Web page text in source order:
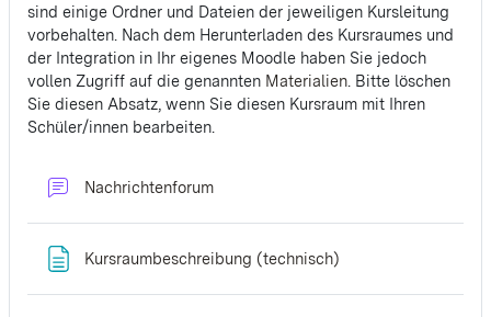
sind einige Ordner und Dateien der jeweiligen Kursleitung
vorbehalten. Nach dem Herunterladen des Kursraumes und
der Integration in Ihr eigenes Moodle haben Sie jedoch
vollen Zugriff auf die genannten Materialien. Bitte löschen
Sie diesen Absatz, wenn Sie diesen Kursraum mit Ihren
Schüler/innen bearbeiten.
Nachrichtenforum
Kursraumbeschreibung (technisch)